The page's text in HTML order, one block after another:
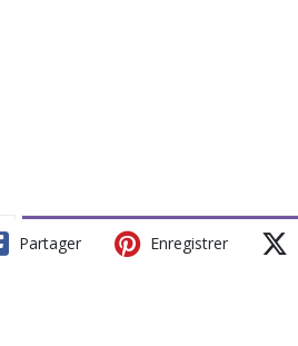
Partager Enregistrer